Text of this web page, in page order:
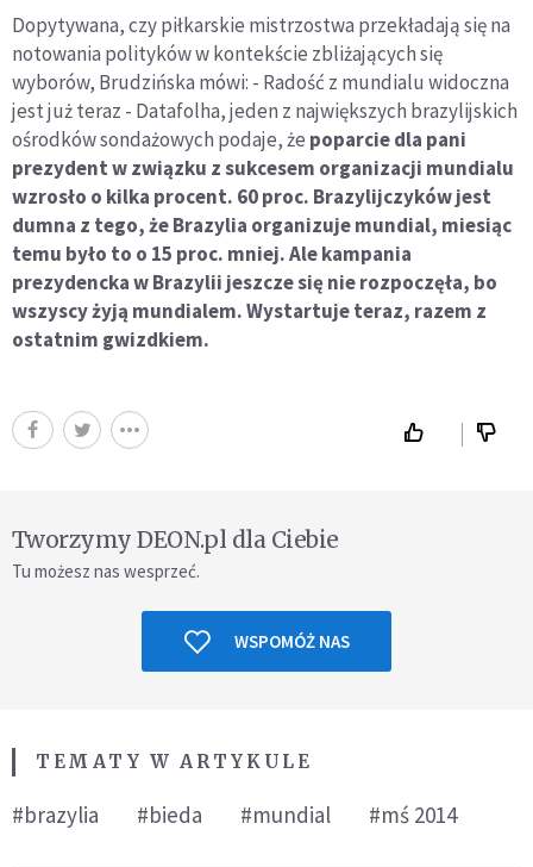
Dopytywana, czy piłkarskie mistrzostwa przekładają się na
notowania polityków w kontekście zbliżających się
wyborów, Brudzińska mówi: - Radość z mundialu widoczna
jest już teraz - Datafolha, jeden z największych brazylijskich
ośrodków sondażowych podaje, że poparcie dla pani
prezydent w związku z sukcesem organizacji mundialu
wzrosło o kilka procent. 60 proc. Brazylijczyków jest
dumna z tego, że Brazylia organizuje mundial, miesiąc
temu było to o 15 proc. mniej. Ale kampania
prezydencka w Brazylii jeszcze się nie rozpoczęła, bo
wszyscy żyją mundialem. Wystartuje teraz, razem z
ostatnim gwizdkiem.
Tworzymy DEON.pl dla Ciebie
Tu możesz nas wesprzeć.
WSPOMÓŻ NAS
TEMATY W ARTYKULE
#brazylia #bieda #mundial #mś 2014